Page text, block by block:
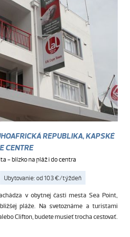
REPUBLIKA, KAPSKÉ
CENTRE
- blízko na pláž i do centra
Ubytovanie: od 103 €/týždeň
v obytnej časti mesta Sea Point,
pláže. Na svetoznáme a turistami
Clifton, budete musieť trocha cestovať.